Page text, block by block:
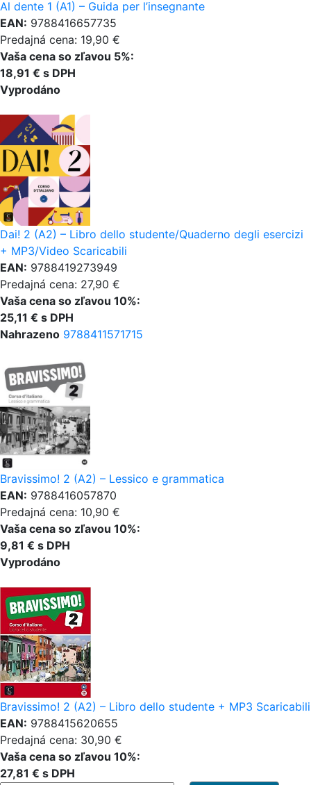
Al dente 1 (A1) – Guida per l’insegnante
EAN: 9788416657735
Predajná cena: 19,90 €
Vaša cena so zľavou 5%:
18,91 € s DPH
Vyprodáno
Dai! 2 (A2) – Libro dello studente/Quaderno degli esercizi
+ MP3/Video Scaricabili
EAN: 9788419273949
Predajná cena: 27,90 €
Vaša cena so zľavou 10%:
25,11 € s DPH
Nahrazeno 9788411571715
Bravissimo! 2 (A2) – Lessico e grammatica
EAN: 9788416057870
Predajná cena: 10,90 €
Vaša cena so zľavou 10%:
9,81 € s DPH
Vyprodáno
Bravissimo! 2 (A2) – Libro dello studente + MP3 Scaricabili
EAN: 9788415620655
Predajná cena: 30,90 €
Vaša cena so zľavou 10%:
27,81 € s DPH